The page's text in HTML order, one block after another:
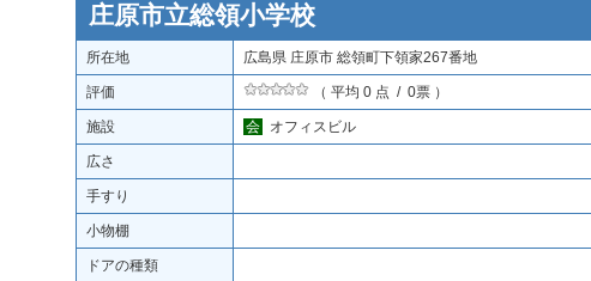
庄原市立総領小学校
所在地 広島県 庄原市 総領町下領家267番地
評価 （ 平均 0 点 / 0票 ）
施設 会 オフィスビル
広さ
手すり
小物棚
ドアの種類